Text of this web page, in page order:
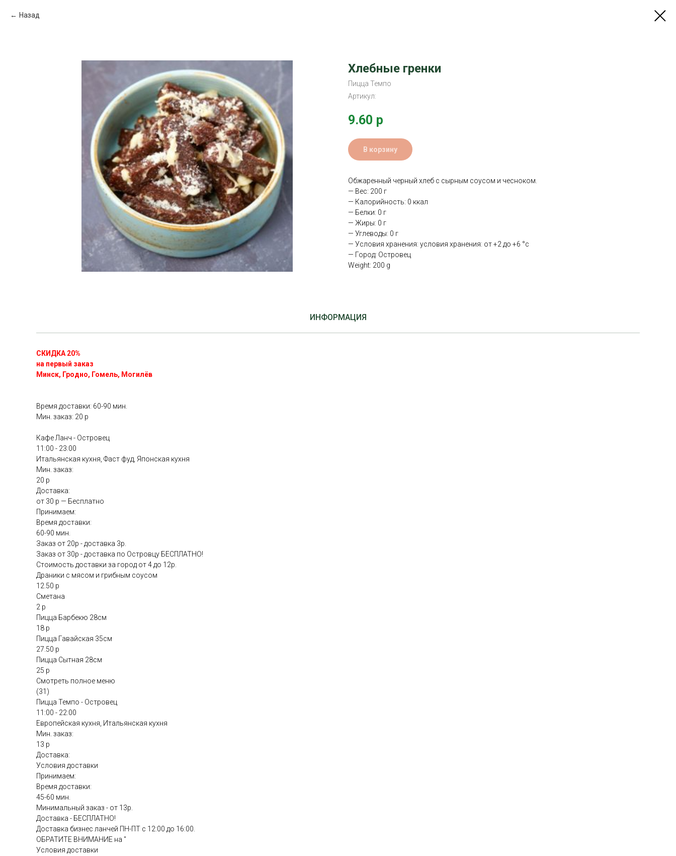
Назад
Хлебные гренки
Пицца Темпо
Артикул:
9.60 р
В корзину
Обжаренный черный хлеб с сырным соусом и чесноком.
— Вес: 200 г
— Калорийность: 0 ккал
— Белки: 0 г
— Жиры: 0 г
— Углеводы: 0 г
— Условия хранения: условия хранения: от +2 до +6 °с
— Город: Островец
Weight: 200 g
ИНФОРМАЦИЯ
СКИДКА 20%
на первый заказ
Минск, Гродно, Гомель, Могилёв
Время доставки: 60-90 мин.
Мин. заказ: 20 р
Кафе Ланч - Островец
11:00 - 23:00
Итальянская кухня, Фаст фуд, Японская кухня
Мин. заказ:
20 р
Доставка:
от 30 р — Бесплатно
Принимаем:
Время доставки:
60-90 мин.
Заказ от 20р - доставка 3р.
Заказ от 30р - доставка по Островцу БЕСПЛАТНО!
Стоимость доставки за город от 4 до 12р.
Драники с мясом и грибным соусом
12.50 р
Сметана
2 р
Пицца Барбекю 28см
18 р
Пицца Гавайская 35см
27.50 р
Пицца Сытная 28см
25 р
Смотреть полное меню
(31)
Пицца Темпо - Островец
11:00 - 22:00
Европейская кухня, Итальянская кухня
Мин. заказ:
13 р
Доставка:
Условия доставки
Принимаем:
Время доставки:
45-60 мин.
Минимальный заказ - от 13р.
Доставка - БЕСПЛАТНО!
Доставка бизнес ланчей ПН-ПТ с 12:00 до 16:00.
ОБРАТИТЕ ВНИМАНИЕ на "
Условия доставки